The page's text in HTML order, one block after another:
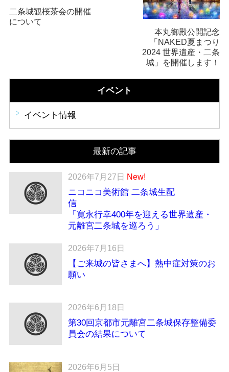
二条城観桜茶会の開催
について
本丸御殿公開記念
「NAKED夏まつり
2024 世界遺産・二条
城」を開催します！
イベント
イベント情報
最新の記事
2026年7月27日 New!
ニコニコ美術館 二条城生配
「寛永行幸400年を迎える世界遺産・
元離宮二条城を巡ろう」
2026年7月16日
【ご来城の皆さまへ】熱中症対策のお
願い
2026年6月18日
第30回京都市元離宮二条城保存整備委
員会の結果について
2026年6月5日